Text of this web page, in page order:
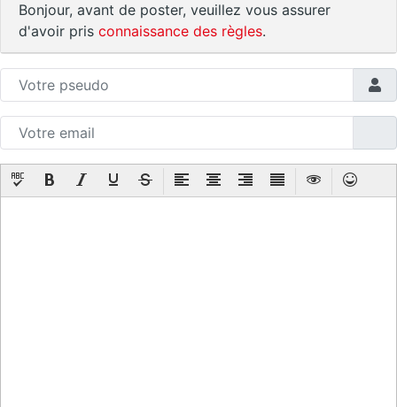
Bonjour, avant de poster, veuillez vous assurer
d'avoir pris connaissance des règles.